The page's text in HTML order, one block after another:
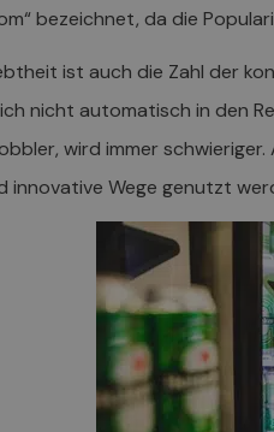
bezeichnet, da die
ist auch die Zahl der
nicht automatisch in den
wird immer
innovative Wege genutzt